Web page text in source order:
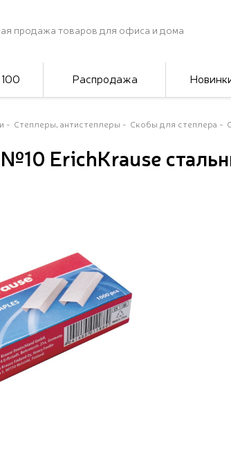
продажа товаров для офиса и дома
Распродажа
Степлеры, антистеплеры Скобы для степлера
ErichKrause